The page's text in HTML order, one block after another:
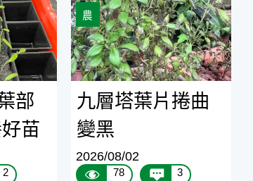
如何養好苗
部
苗
2
九層塔葉片捲曲變黑
農
九層塔葉片捲曲
變黑
2026/08/02
78 3